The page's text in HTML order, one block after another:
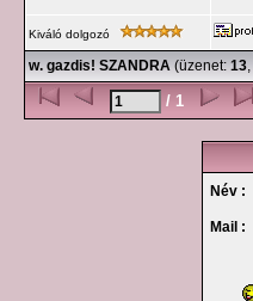
Kiváló dolgozó
w. gazdis! SZANDRA (üzenet: 13,
/ 1
Név :
Mail :